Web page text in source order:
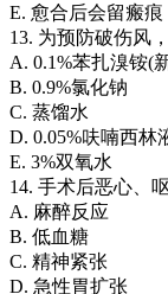
E. 愈合后会留瘢痕
13. 为预防破伤风
A. 0.1%苯扎溴铵(
B. 0.9%氯化钠
C. 蒸馏水
D. 0.05%呋喃西林
E. 3%双氧水
14. 手术后恶心、
A. 麻醉反应
B. 低血糖
C. 精神紧张
D. 急性胃扩张